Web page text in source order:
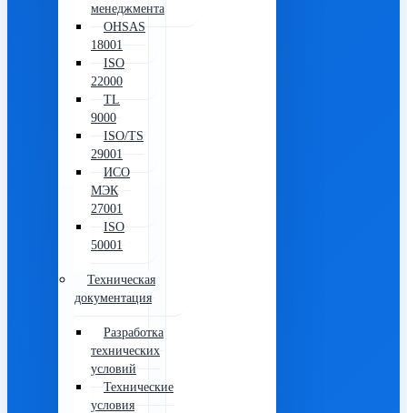
менеджмента
OHSAS
18001
ISO
22000
TL
9000
ISO/TS
29001
ИСО
МЭК
27001
ISO
50001
Техническая
документация
Разработка
технических
условий
Технические
условия